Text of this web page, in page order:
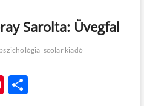
Sarolta: Üvegfal
pszichológia scolar kiadó
Pi O